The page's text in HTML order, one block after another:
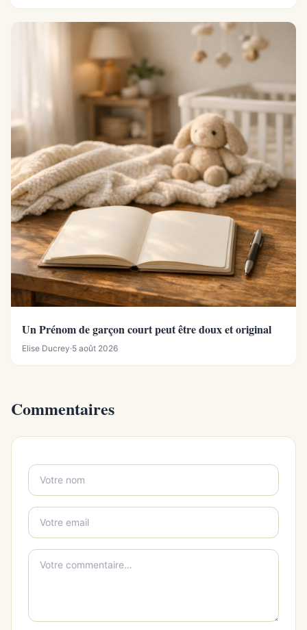
Un Prénom de garçon court peut être doux et original
Elise Ducrey·5 août 2026
Commentaires